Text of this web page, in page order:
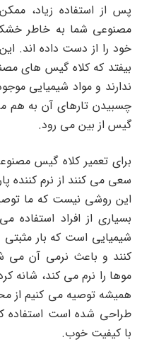
پس از استفاده زیاد،
مصنوعی شما به خاطر
خود را از دست داده اند.
بیفتد که کلاه گیس های
ندارند و مواد شیمیایی
چسبیدن تارهای آن به هم
گیس از بین می رود.
برای تعمیر کلاه گیس
سعی می کنند از نرم کننده
این روشی نیست که ما
بسیاری از افراد استفاده
شیمیایی است که بار مثبتی
کنند و باعث نرمی آن می
موها را نرم می کند، شانه
همیشه توصیه می کنیم از
طراحی شده است استفاده
با کیفیت خوب.